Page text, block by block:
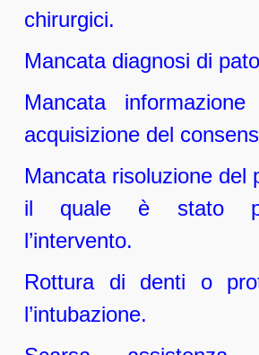
chirurgici.
Mancata diagnosi di
Mancata
acquisizione del
Mancata risoluzione del
il quale è stato
l’intervento.
Rottura di denti o
l’intubazione.